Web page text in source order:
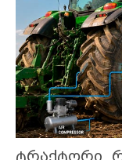
ტრაქტორი,